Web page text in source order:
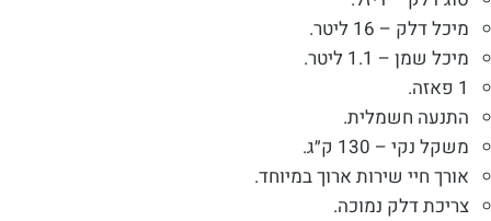
מיכל דלק – 16 ליטר.
מיכל שמן – 1.1 ליטר.
1 פאזה.
התנעה חשמלית.
משקל נקי – 130 ק״ג.
אורך חיי שירות ארוך במיוחד.
צריכת דלק נמוכה.